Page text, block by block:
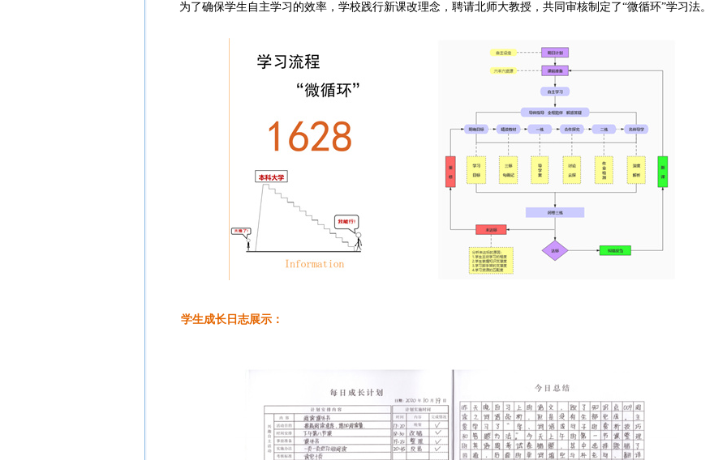
为了确保学生自主学习的效率，学校践行新课改理念，聘请北师大教授，共同审核制定了“微循环”学习法。
学生成长日志展示：